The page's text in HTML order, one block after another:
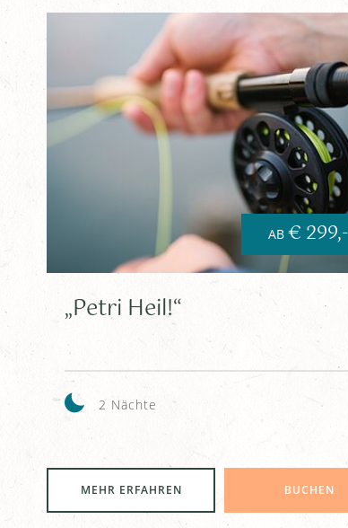
AB € 299,-
„Petri Heil!“
2 Nächte
MEHR ERFAHREN BUCHEN